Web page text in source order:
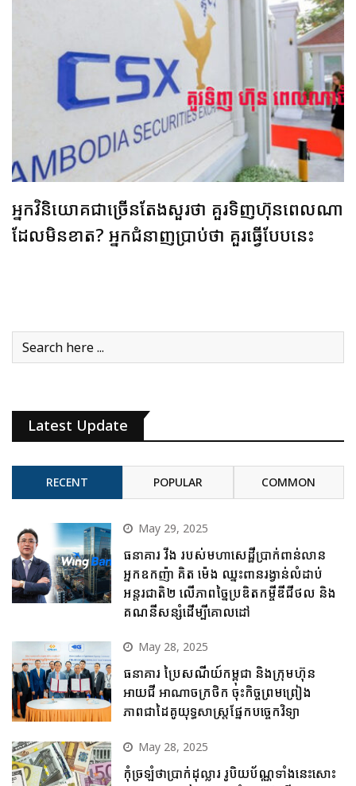
អ្នកវិនិយោគជាច្រើនតែងសួរថា គួរទិញហ៊ុនពេលណា
ដែលមិនខាត? អ្នកជំនាញប្រាប់ថា គួរធ្វើបែបនេះ
Latest Update
RECENT POPULAR COMMON
May 29, 2025
ធនាគារ វីង របស់មហាសេដ្ឋីប្រាក់ពាន់លាន
អ្នកឧកញ៉ា គិត ម៉េង ឈ្នះពានរង្វាន់លំដាប់
អន្តរជាតិ២ លើភាពច្នៃប្រឌិតកម្ចីឌីជីថល និង
គណនីសន្សំដើម្បីគោលដៅ
May 28, 2025
ធនាគារ ប្រៃសណីយ៍កម្ពុជា និងក្រុមហ៊ុន
អាយជី អាណាចក្រថិក ចុះកិច្ចព្រមព្រៀង
ភាពជាដៃគូយុទ្ធសាស្ត្រផ្នែកបច្ចេកវិទ្យា
May 28, 2025
កុំច្រឡំថាប្រាក់ដុល្លារ រូបិយប័ណ្ណទាំងនេះសោះ